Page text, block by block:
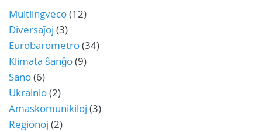
Multlingveco(12)
Diversaĵoj (3)
Eurobarometro(34)
Klimata ŝanĝo(9)
Sano(6)
Ukrainio(2)
Amaskomunikiloj (3)
Regionoj (2)